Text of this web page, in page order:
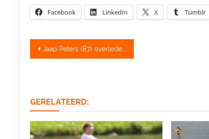
Facebook LinkedIn X Tumblr
Bericht
Jaap Peters (87) overleden
GERELATEERD: